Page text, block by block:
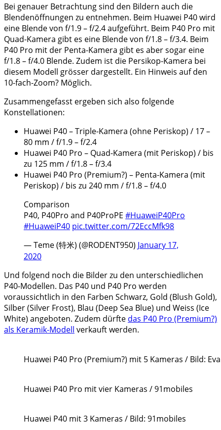
Bei genauer Betrachtung sind den Bildern auch die
Blendenöffnungen zu entnehmen. Beim Huawei P40 wird
eine Blende von f/1.9 – f/2.4 aufgeführt. Beim P40 Pro mit
Quad-Kamera gibt es eine Blende von f/1.8 – f/3.4. Beim
P40 Pro mit der Penta-Kamera gibt es aber sogar eine
f/1.8 – f/4.0 Blende. Zudem ist die Persikop-Kamera bei
diesem Modell grösser dargestellt. Ein Hinweis auf den
10-fach-Zoom? Möglich.
Zusammengefasst ergeben sich also folgende
Konstellationen:
Huawei P40 – Triple-Kamera (ohne Periskop) / 17 –
80 mm / f/1.9 – f/2.4
Huawei P40 Pro – Quad-Kamera (mit Periskop) / bis
zu 125 mm / f/1.8 – f/3.4
Huawei P40 Pro (Premium?) – Penta-Kamera (mit
Periskop) / bis zu 240 mm / f/1.8 – f/4.0
Comparison
P40, P40Pro and P40ProPE #HuaweiP40Pro
#HuaweiP40 pic.twitter.com/72EccMfk98
— Teme (特米) (@RODENT950) January 17,
2020
Und folgend noch die Bilder zu den unterschiedlichen
P40-Modellen. Das P40 und P40 Pro werden
voraussichtlich in den Farben Schwarz, Gold (Blush Gold),
Silber (Silver Frost), Blau (Deep Sea Blue) und Weiss (Ice
White) angeboten. Zudem dürfte das P40 Pro (Premium?)
als Keramik-Modell verkauft werden.
Huawei P40 Pro (Premium?) mit 5 Kameras / Bild:
Huawei P40 Pro mit vier Kameras / 91mobiles
Huawei P40 mit 3 Kameras / Bild: 91mobiles